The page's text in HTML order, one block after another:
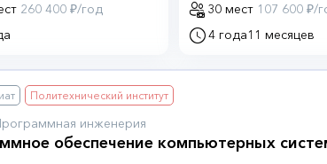
260 400 ₽/год
30 мест 107 600 ₽/
4 года11 месяцев
Политехнический институт
инженерия
обеспечение компьютерных